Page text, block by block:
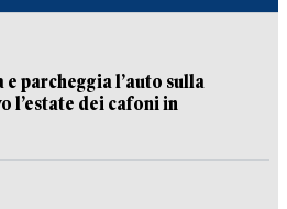
e parcheggia l’auto sulla
l’estate dei cafoni in